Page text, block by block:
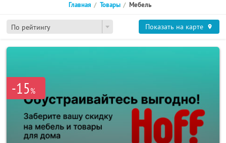
По рейтингу
Главная Товары Мебель
Показать на карте
-15%